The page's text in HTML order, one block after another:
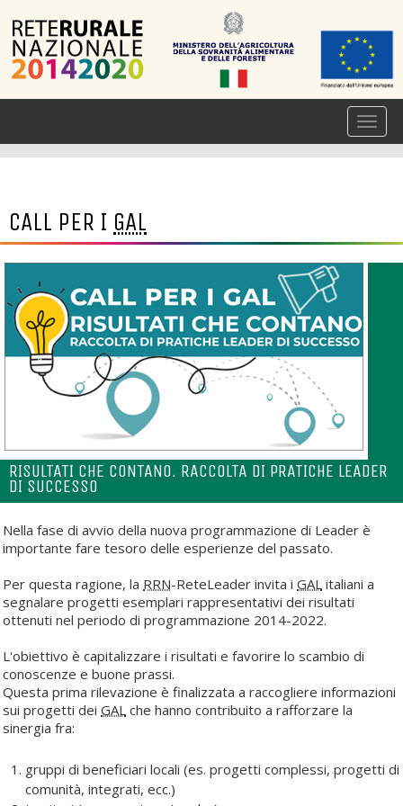
CALL PER I GAL
RISULTATI CHE CONTANO. RACCOLTA DI PRATICHE LEADER
DI SUCCESSO
Nella fase di avvio della nuova programmazione di Leader è
importante fare tesoro delle esperienze del passato.
Per questa ragione, la RRN-ReteLeader invita i GAL italiani a
segnalare progetti esemplari rappresentativi dei risultati
ottenuti nel periodo di programmazione 2014-2022.
L'obiettivo è capitalizzare i risultati e favorire lo scambio di
conoscenze e buone prassi.
Questa prima rilevazione è finalizzata a raccogliere informazioni
sui progetti dei GAL che hanno contribuito a rafforzare la
sinergia fra:
gruppi di beneficiari locali (es. progetti complessi, progetti di
comunità, integrati, ecc.)